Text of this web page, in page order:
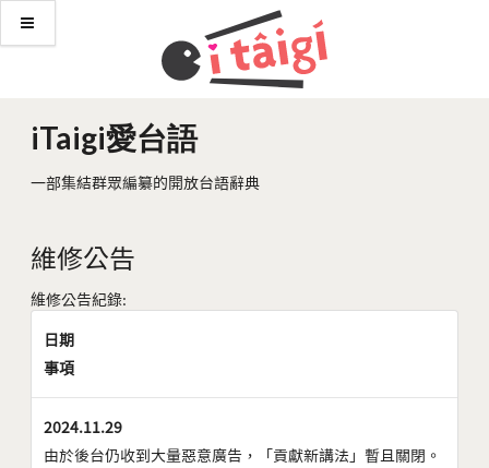
iTaigi愛台語
一部集結群眾編纂的開放台語辭典
維修公告
維修公告紀錄:
日期
事項
2024.11.29
由於後台仍收到大量惡意廣告，「貢獻新講法」暫且關閉。